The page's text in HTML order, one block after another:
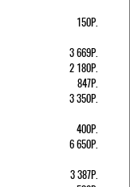
150Р.
3 669Р.
2 180Р.
847Р.
3 350Р.
400Р.
6 650Р.
3 387Р.